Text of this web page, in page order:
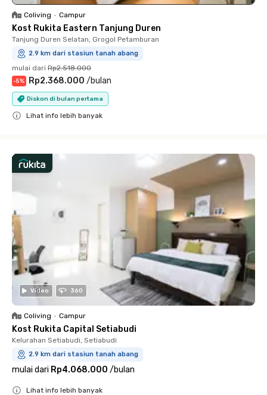
Coliving • Campur
Kost Rukita Eastern Tanjung Duren
Tanjung Duren Selatan, Grogol Petamburan
2.9 km dari stasiun tanah abang
mulai dari Rp2.518.000
-5% Rp2.368.000 /bulan
Diskon di bulan pertama
Lihat info lebih banyak
Video 360
Coliving • Campur
Kost Rukita Capital Setiabudi
Kelurahan Setiabudi, Setiabudi
2.9 km dari stasiun tanah abang
mulai dari Rp4.068.000 /bulan
Lihat info lebih banyak